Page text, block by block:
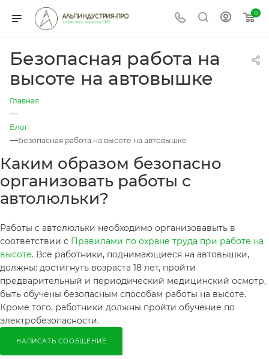
0
Безопасная работа на
высоте на автовышке
Главная
—
Блог
—Безопасная работа на высоте на автовышке
Каким образом безопасно
организовать работы с
автолюльки?
Работы с автолюльки необходимо организовавыть в
соответствии с Правилами по охране труда при работе на
высоте. Все работники, поднимающиеся на автовышки,
должны: достигнуть возраста 18 лет, пройти
предварительный и периодический медицинский осмотр,
быть обучены безопасным способам работы на высоте.
Кроме того, работники должны пройти обучение по
электробезопасности.
НАПИСАТЬ СООБЩЕНИЕ